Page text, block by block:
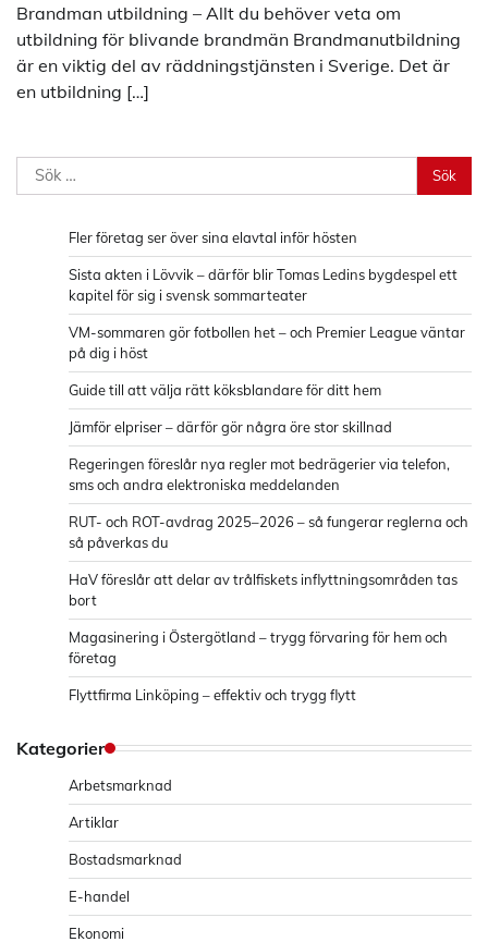
Brandman utbildning – Allt du behöver veta om
utbildning för blivande brandmän Brandmanutbildning
är en viktig del av räddningstjänsten i Sverige. Det är
en utbildning […]
Sök
efter:
Fler företag ser över sina elavtal inför hösten
Sista akten i Lövvik – därför blir Tomas Ledins bygdespel ett
kapitel för sig i svensk sommarteater
VM-sommaren gör fotbollen het – och Premier League väntar
på dig i höst
Guide till att välja rätt köksblandare för ditt hem
Jämför elpriser – därför gör några öre stor skillnad
Regeringen föreslår nya regler mot bedrägerier via telefon,
sms och andra elektroniska meddelanden
RUT- och ROT-avdrag 2025–2026 – så fungerar reglerna och
så påverkas du
HaV föreslår att delar av trålfiskets inflyttningsområden tas
bort
Magasinering i Östergötland – trygg förvaring för hem och
företag
Flyttfirma Linköping – effektiv och trygg flytt
Kategorier
Arbetsmarknad
Artiklar
Bostadsmarknad
E-handel
Ekonomi